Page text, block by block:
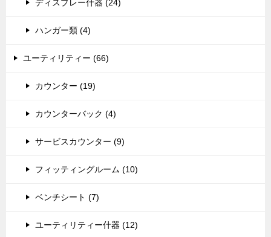
ディスプレー什器 (24)
ハンガー類 (4)
ユーティリティー (66)
カウンター (19)
カウンターバック (4)
サービスカウンター (9)
フィッティングルーム (10)
ベンチシート (7)
ユーティリティー什器 (12)